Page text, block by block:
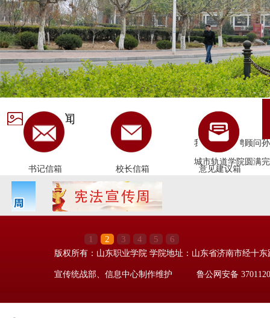
学院新闻
1 2 3 4 5 6
我校举办第一期“子曰”论坛
我校举行特聘顾问
城市轨道学院圆满
我校被济南代理记
团省委副书记尚胜
书记信箱 校长信箱 意见建议箱
版权所有：山东职业学院 学院地址：山东省济南市经十东
宣传统战部、信息中心制作维护 鲁公网安备